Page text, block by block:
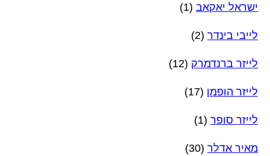
ישראל יאקאב (1)
לייבי בינדר (2)
לייזר ברנדמרק (12)
לייזר הופמן (17)
לייזר סופר (1)
מאיר אדלר (30)